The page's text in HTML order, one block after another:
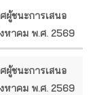
ผู้ชนะการเสนอ
หาคม พ.ศ. 2569
ผู้ชนะการเสนอ
หาคม พ.ศ. 2569